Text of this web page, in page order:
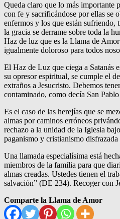
Queda claro que lo más
con fe y sacrificándose por ellas
enfermos y los que están
la gracia se derrame sobre toda la
Haz de luz que es la Llama de
igualmente doloroso para todos
El Haz de Luz que ciega a Satanás
su opresor espiritual, se cumple el
extraños a Jesucristo. Debemos
contaminado, como decía San
Es el caso de las herejías que se
almas por caminos erróneos
rechazo a la unidad de la Iglesia
paganismo y cristianismo
Una llamada especialísima está
miembros de la familia para que
almas creadas. Ustedes tienen el
salvación” (DE 234). Recoger con
Comparte la Llama de Amor